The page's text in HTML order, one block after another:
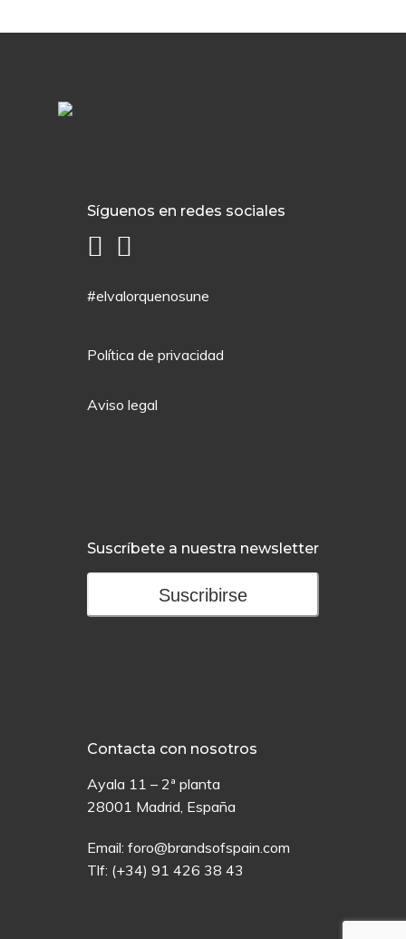
Síguenos en redes sociales
#elvalorquenosune
Política de privacidad
Aviso legal
Suscríbete a nuestra newsletter
Suscribirse
Contacta con nosotros
Ayala 11 – 2ª planta
28001 Madrid, España
Email: foro@brandsofspain.com
Tlf: (+34) 91 426 38 43